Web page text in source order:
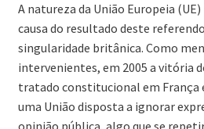
A natureza da União Europeia
causa do resultado deste
singularidade britânica. Como
intervenientes, em 2005 a vitória
tratado constitucional em França
uma União disposta a ignorar